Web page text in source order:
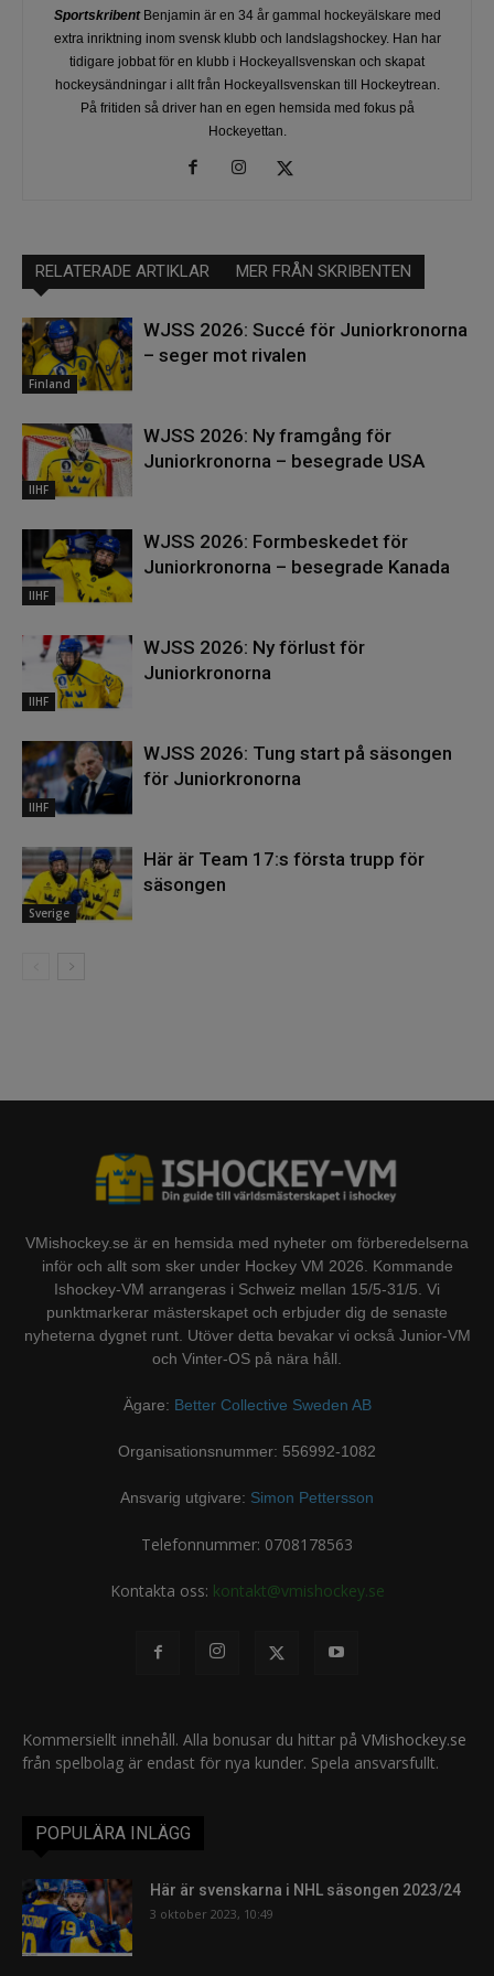
SportskribentBenjamin är en 34 år gammal hockeyälskare med
extra inriktning inom svensk klubb och landslagshockey. Han har
tidigare jobbat för en klubb i Hockeyallsvenskan och skapat
hockeysändningar i allt från Hockeyallsvenskan till Hockeytrean.
På fritiden så driver han en egen hemsida med fokus på
Hockeyettan.
RELATERADE ARTIKLAR MER FRÅN SKRIBENTEN
Finland
WJSS 2026: Succé för Juniorkronorna
– seger mot rivalen
IIHF
WJSS 2026: Ny framgång för
Juniorkronorna – besegrade USA
IIHF
WJSS 2026: Formbeskedet för
Juniorkronorna – besegrade Kanada
IIHF
WJSS 2026: Ny förlust för
Juniorkronorna
IIHF
WJSS 2026: Tung start på säsongen
för Juniorkronorna
Sverige
Här är Team 17:s första trupp för
säsongen
VMishockey.se är en hemsida med nyheter om förberedelserna
inför och allt som sker under Hockey VM 2026. Kommande
Ishockey-VM arrangeras i Schweiz mellan 15/5-31/5. Vi
punktmarkerar mästerskapet och erbjuder dig de senaste
nyheterna dygnet runt. Utöver detta bevakar vi också Junior-VM
och Vinter-OS på nära håll.
Ägare: Better Collective Sweden AB
Organisationsnummer: 556992-1082
Ansvarig utgivare: Simon Pettersson
Telefonnummer: 0708178563
Kontakta oss: kontakt@vmishockey.se
Kommersiellt innehåll. Alla bonusar du hittar på VMishockey.se
från spelbolag är endast för nya kunder. Spela ansvarsfullt.
POPULÄRA INLÄGG
Här är svenskarna i NHL säsongen 2023/24
3 oktober 2023, 10:49